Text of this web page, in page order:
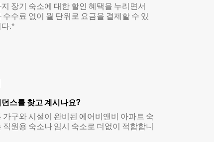
장기 숙소에 대한 할인 혜택을 누리면서
수수료 없이 월 단위로 요금을 결제할 수 있
.*
스를 찾고 계시나요?
가구와 시설이 완비된 에어비앤비 아파트 숙
직원용 숙소나 임시 숙소로 더없이 적합합니